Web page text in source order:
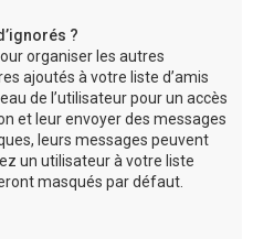
?
organiser les autres
ajoutés à votre liste d’amis
de l’utilisateur pour un accès
et leur envoyer des messages
leurs messages peuvent
un utilisateur à votre liste
masqués par défaut.